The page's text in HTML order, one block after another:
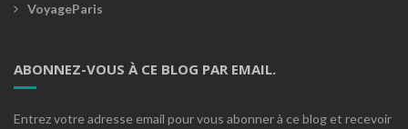
VoyageParis
ABONNEZ-VOUS À CE BLOG PAR EMAIL.
Entrez votre adresse email pour vous abonner à ce blog et recevoir